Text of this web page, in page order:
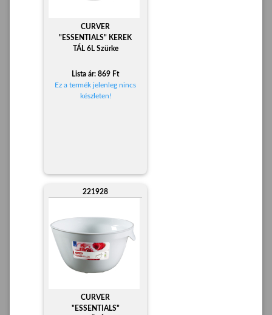
CURVER
"ESSENTIALS" KEREK
TÁL 6L Szürke
Lista ár: 869 Ft
Ez a termék jelenleg nincs
készleten!
221928
CURVER
"ESSENTIALS"